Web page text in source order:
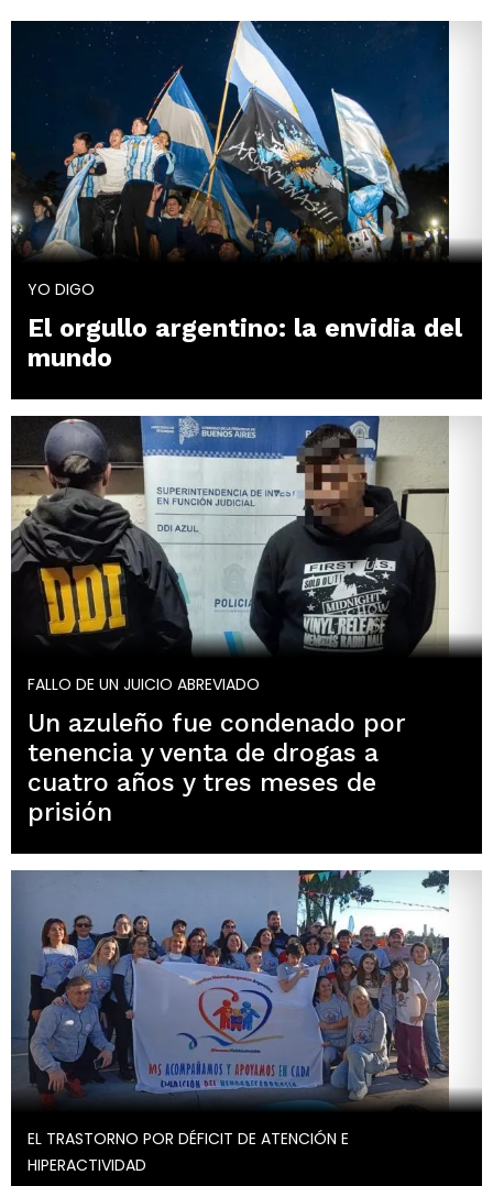
YO DIGO
El orgullo argentino: la envidia del
mundo
FALLO DE UN JUICIO ABREVIADO
Un azuleño fue condenado por
tenencia y venta de drogas a
cuatro años y tres meses de
prisión
EL TRASTORNO POR DÉFICIT DE ATENCIÓN E
HIPERACTIVIDAD